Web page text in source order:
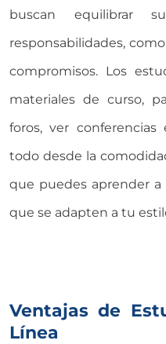
buscan equilibrar
responsabilidades,
compromisos. Los
materiales de curso,
foros, ver
todo desde la
que puedes aprender
que se adapten a tu
Ventajas de
Línea